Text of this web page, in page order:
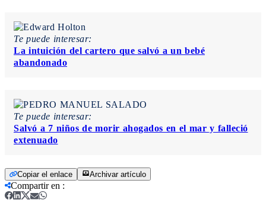
Te puede interesar:
La intuición del cartero que salvó a un bebé
abandonado
Te puede interesar:
Salvó a 7 niños de morir ahogados en el mar y falleció
extenuado
Copiar el enlace Archivar artículo
Compartir en :